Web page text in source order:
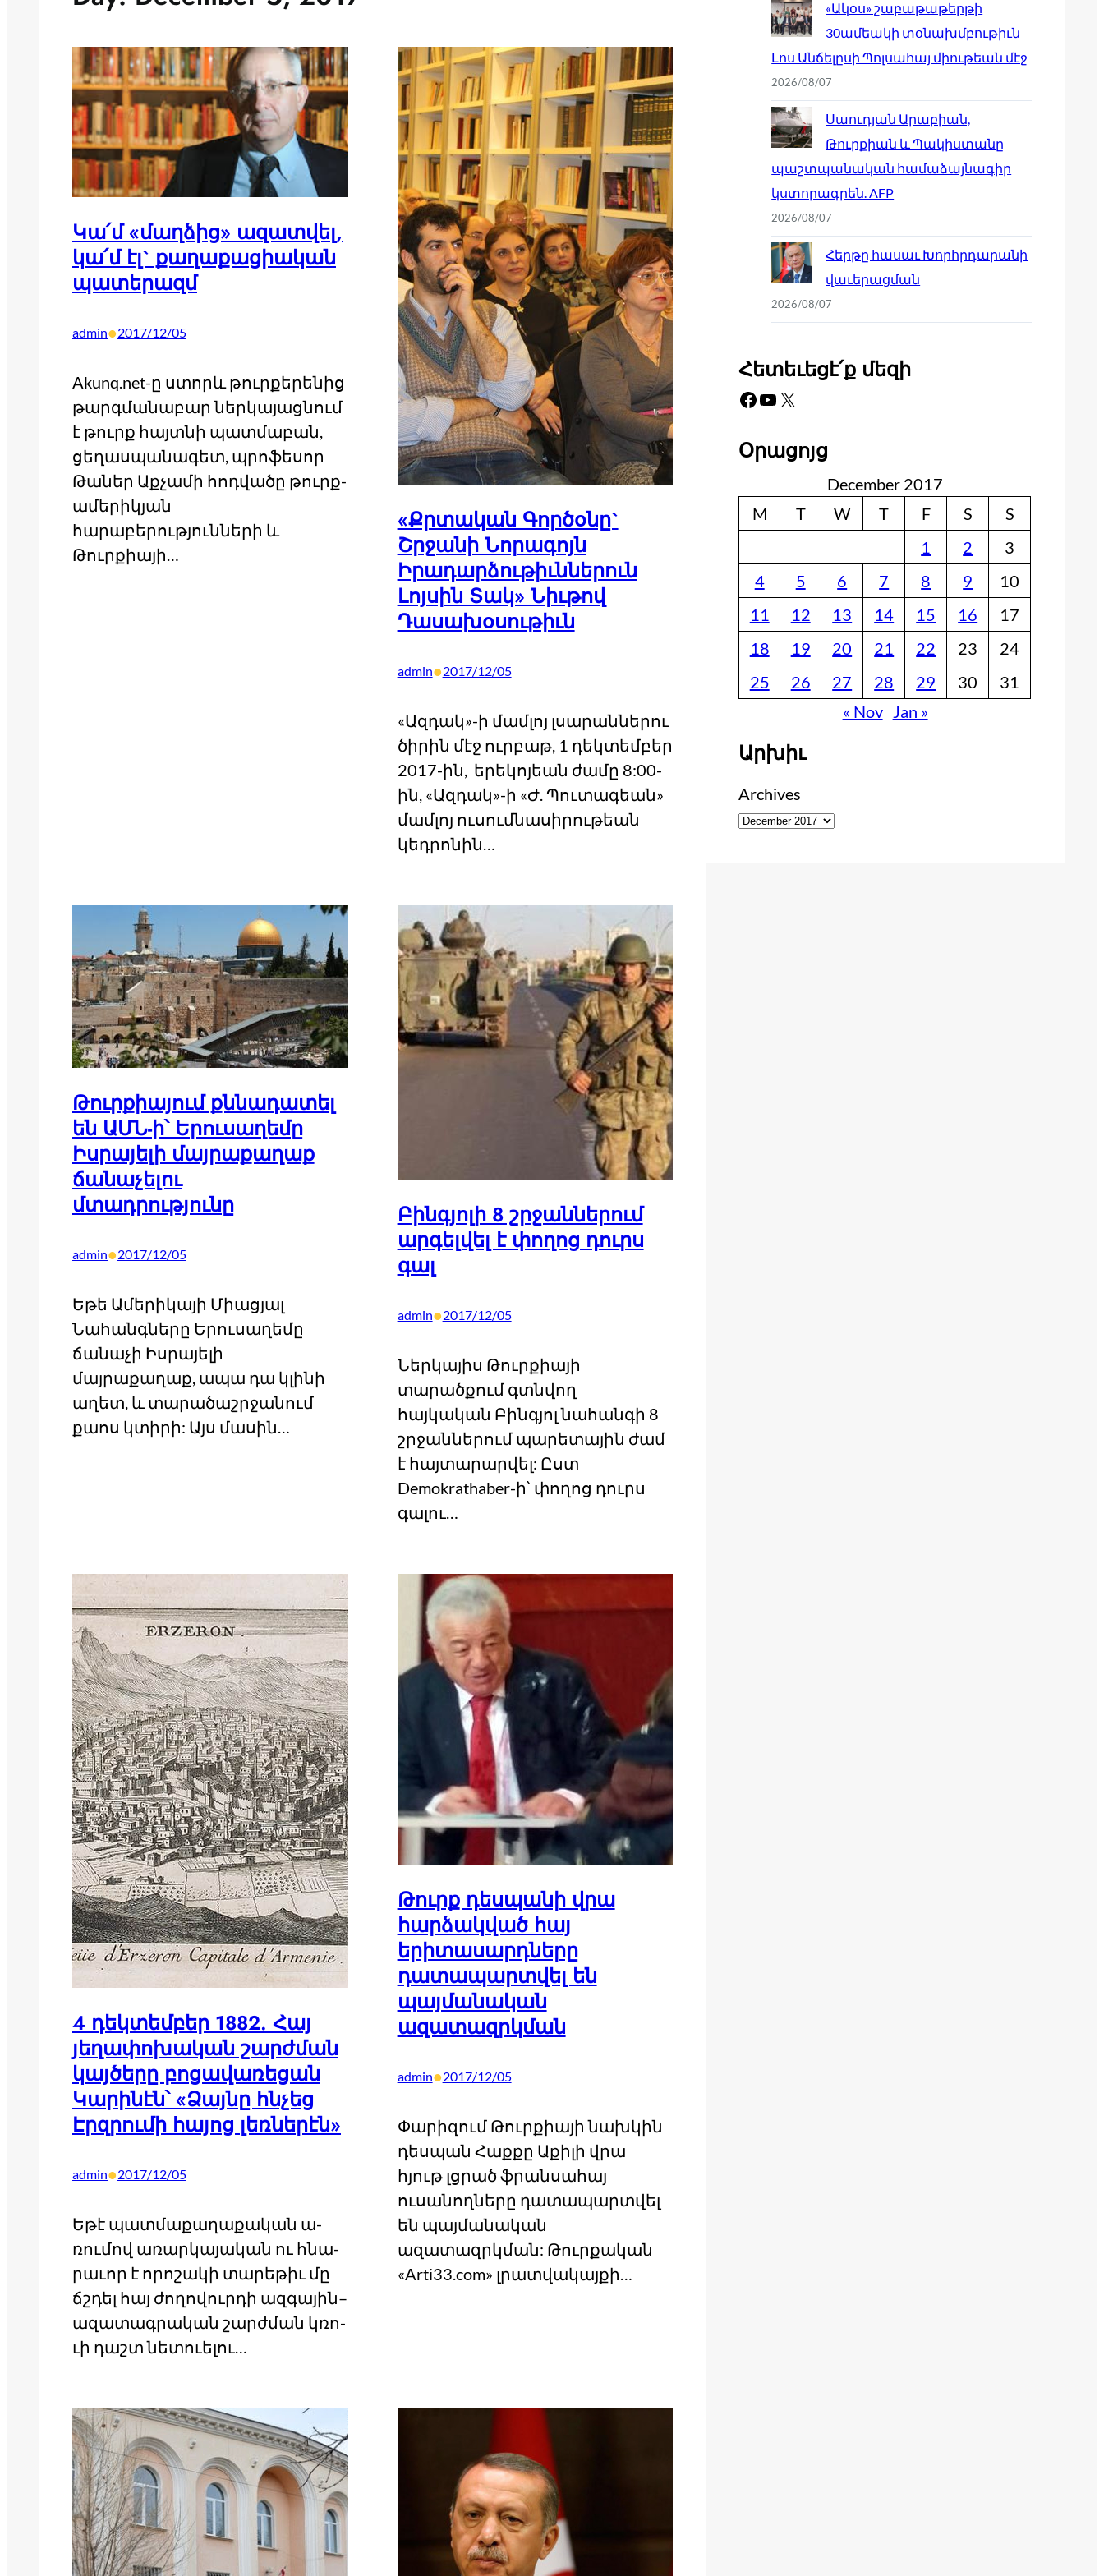
Կա՛մ «մաղձից» ազատվել,
կա՛մ էլ` քաղաքացիական
պատերազմ
admin•2017/12/05
Akunq.net-ը ստորև թուրքերենից
թարգմանաբար ներկայացնում
է թուրք հայտնի պատմաբան,
ցեղասպանագետ, պրոֆեսոր
Թաներ Աքչամի հոդվածը թուրք-
ամերիկյան
հարաբերությունների և
Թուրքիայի…
«Քրտական Գործօնը`
Շրջանի Նորագոյն
Իրադարձութիւններուն
Լոյսին Տակ» Նիւթով
Դասախօսութիւն
admin•2017/12/05
«Ազդակ»-ի մամլոյ լսարաններու
ծիրին մէջ ուրբաթ, 1 դեկտեմբեր
2017-ին, երեկոյեան ժամը 8:00-
ին, «Ազդակ»-ի «Ժ. Պուտագեան»
մամլոյ ուսումնասիրութեան
կեդրոնին…
Թուրքիայում քննադատել
են ԱՄՆ-ի՝ Երուսաղեմը
Իսրայելի մայրաքաղաք
ճանաչելու
մտադրությունը
admin•2017/12/05
Եթե Ամերիկայի Միացյալ
Նահանգները Երուսաղեմը
ճանաչի Իսրայելի
մայրաքաղաք, ապա դա կլինի
աղետ, և տարածաշրջանում
քաոս կտիրի: Այս մասին…
Բինգյոլի 8 շրջաններում
արգելվել է փողոց դուրս
գալ
admin•2017/12/05
Ներկայիս Թուրքիայի
տարածքում գտնվող
հայկական Բինգյոլ նահանգի 8
շրջաններում պարետային ժամ
է հայտարարվել: Ըստ
Demokrathaber-ի՝ փողոց դուրս
գալու…
4 դեկտեմբեր 1882. Հայ
յեղափոխական շարժման
կայծերը բոցավառեցան
Կարինէն՝ «Ձայնը հնչեց
Էրզրումի հայոց լեռներէն»
admin•2017/12/05
Ե­թէ պատ­մա­քա­ղա­քա­կան ա­
ռու­մով ա­ռար­կա­յա­կան ու հնա­
րա­ւոր է ո­րո­շա­կի տա­րե­թիւ մը
ճշդել հայ ժո­ղո­վուր­դի ազ­գա­յին–
ա­զա­տագ­րա­կան շարժ­ման կռո­
ւի դաշտ նե­տո­ւե­լու…
Թուրք դեսպանի վրա
հարձակված հայ
երիտասարդները
դատապարտվել են
պայմանական
ազատազրկման
admin•2017/12/05
Փարիզում Թուրքիայի նախկին
դեսպան Հաքքը Աքիլի վրա
հյութ լցրած ֆրանսահայ
ուսանողները դատապարտվել
են պայմանական
ազատազրկման: Թուրքական
«Arti33.com» լրատվակայքի…
«Ակօս» շաբաթաթերթի
30ամեակի տօնախմբութիւն
Լոս Անճելըսի Պոլսահայ միութեան մէջ
2026/08/07
Սաուդյան Արաբիան,
Թուրքիան և Պակիստանը
պաշտպանական համաձայնագիր
կստորագրեն. AFP
2026/08/07
Հերթը հասաւ Խորհրդարանի
վաւերացման
2026/08/07
Հետեւեցէ՛ք մեզի
Facebook YouTube X
Օրացոյց
December 2017
M
T W T F S
S
1
2
3
4
5 6 7 8 9
10
11
12 13 14 15 16
17
18
19 20 21 22 23
24
25
26 27 28 29 30
31
« Nov
Jan »
Արխիւ
Archives